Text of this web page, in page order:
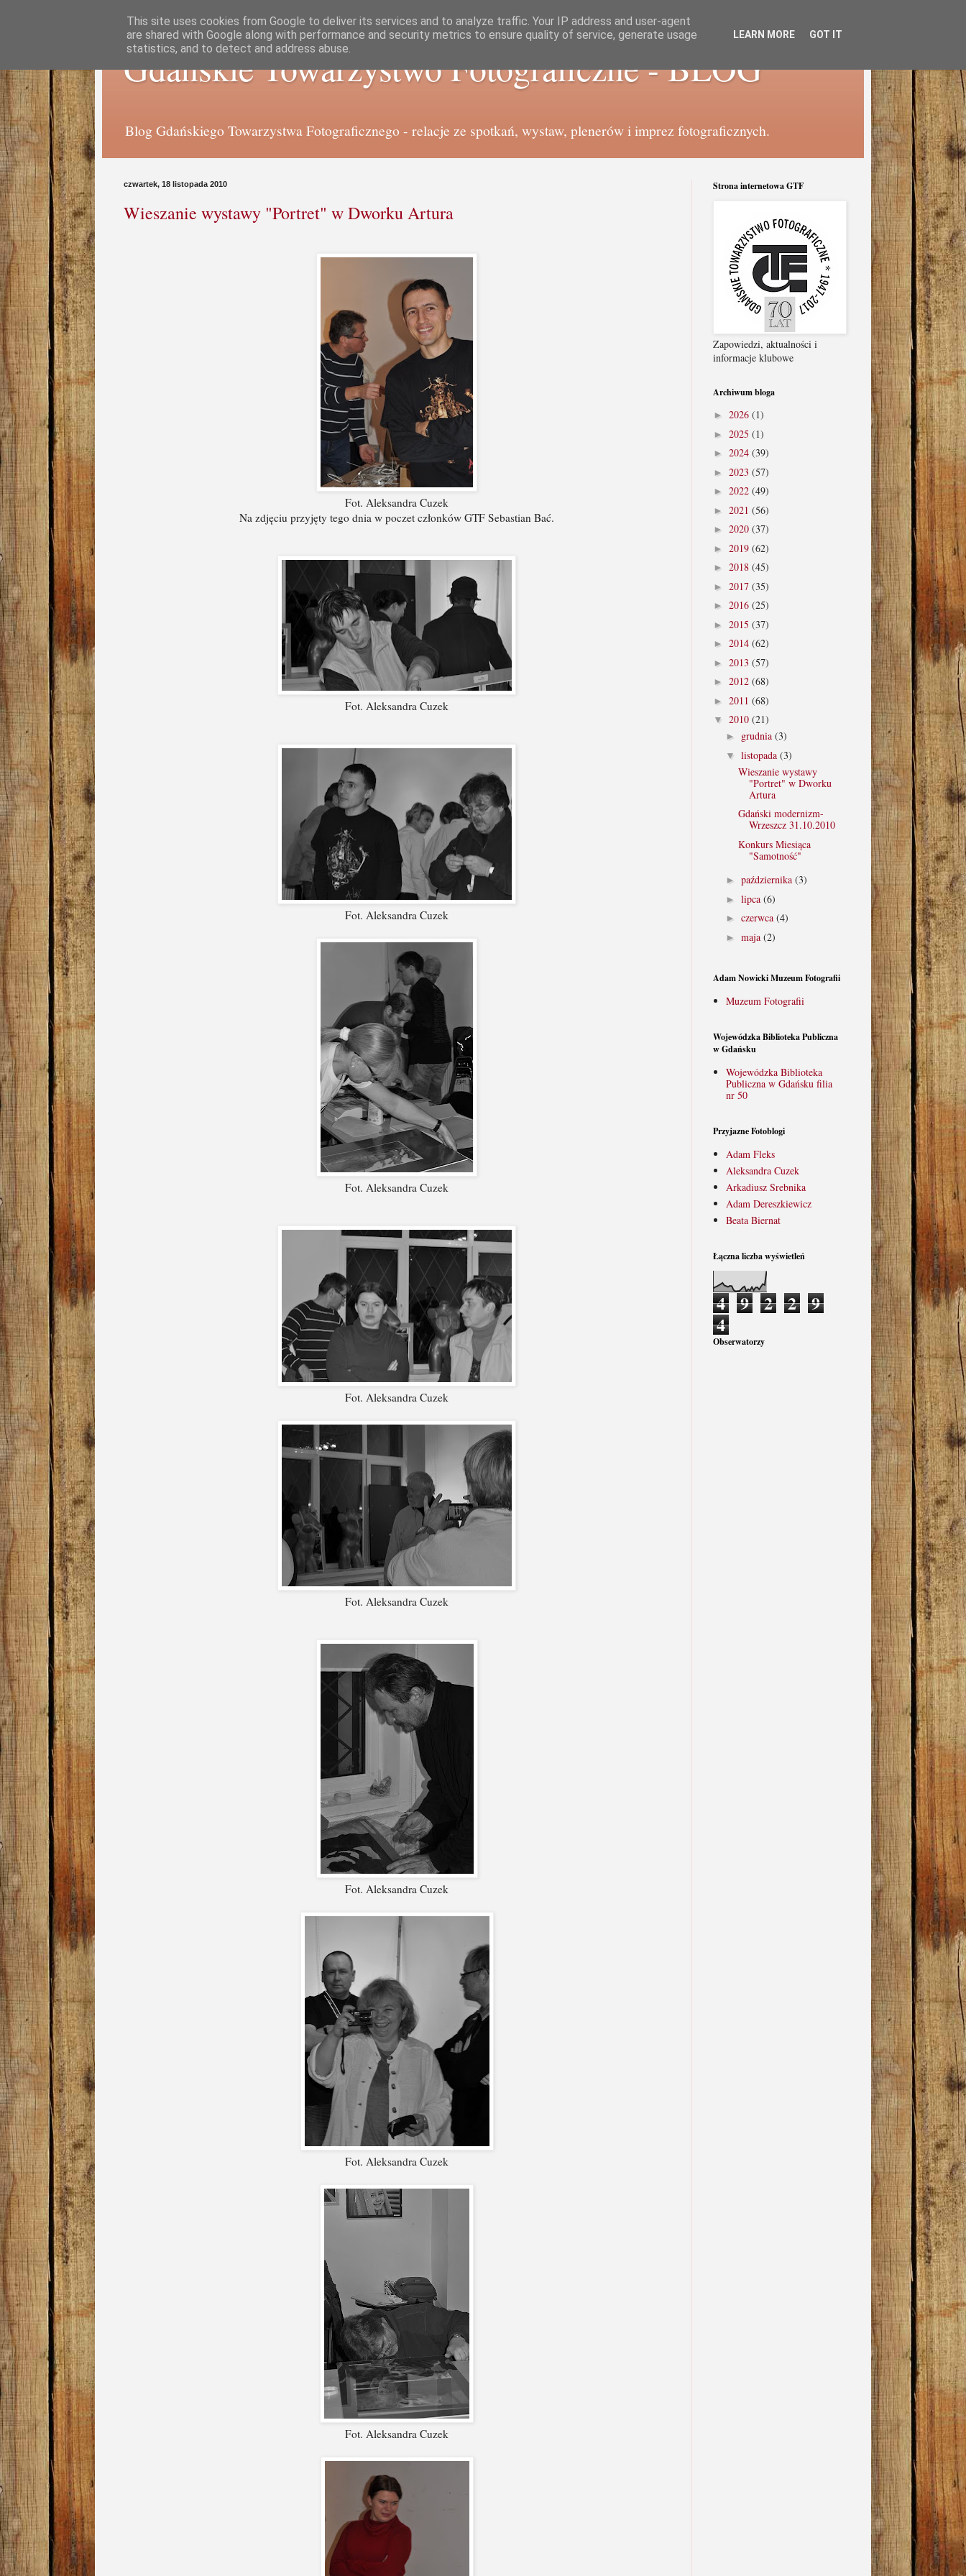
Gdańskie Towarzystwo Fotograficzne - BLOG
Blog Gdańskiego Towarzystwa Fotograficznego - relacje ze spotkań, wystaw, plenerów i imprez fotograficznych.
czwartek, 18 listopada 2010
Wieszanie wystawy "Portret" w Dworku Artura
Fot. Aleksandra Cuzek
Na zdjęciu przyjęty tego dnia w poczet członków GTF Sebastian Bać.
Fot. Aleksandra Cuzek
Fot. Aleksandra Cuzek
Fot. Aleksandra Cuzek
Fot. Aleksandra Cuzek
Fot. Aleksandra Cuzek
Fot. Aleksandra Cuzek
Fot. Aleksandra Cuzek
Fot. Aleksandra Cuzek
Strona internetowa GTF
Zapowiedzi, aktualności i
informacje klubowe
Archiwum bloga
► 2026 (1)
► 2025 (1)
► 2024 (39)
► 2023 (57)
► 2022 (49)
► 2021 (56)
► 2020 (37)
► 2019 (62)
► 2018 (45)
► 2017 (35)
► 2016 (25)
► 2015 (37)
► 2014 (62)
► 2013 (57)
► 2012 (68)
► 2011 (68)
▼ 2010 (21)
► grudnia (3)
▼ listopada (3)
Wieszanie wystawy
"Portret" w Dworku
Artura
Gdański modernizm-
Wrzeszcz 31.10.2010
Konkurs Miesiąca
"Samotność"
► października (3)
► lipca (6)
► czerwca (4)
► maja (2)
Adam Nowicki Muzeum Fotografii
Muzeum Fotografii
Wojewódzka Biblioteka Publiczna
w Gdańsku
Wojewódzka Biblioteka
Publiczna w Gdańsku filia
nr 50
Przyjazne Fotoblogi
Adam Fleks
Aleksandra Cuzek
Arkadiusz Srebnika
Adam Dereszkiewicz
Beata Biernat
Łączna liczba wyświetleń
4 9 2 2 9
4
Obserwatorzy
This site uses cookies from Google to deliver its services and to analyze traffic. Your IP address and user-agent
are shared with Google along with performance and security metrics to ensure quality of service, generate usage
statistics, and to detect and address abuse.
LEARN MORE GOT IT